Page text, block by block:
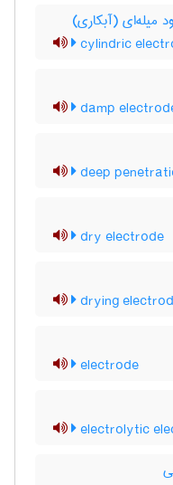
میله‌ای (آبکاری)
cylindric
damp
deep
dry electrode
drying
electrode
electrolytic